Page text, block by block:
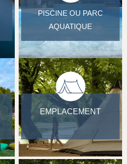
PISCINE OU PARC
AQUATIQUE
EMPLACEMENT